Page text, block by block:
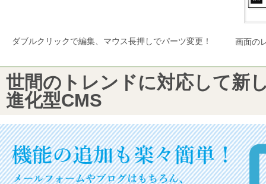
ダブルクリックで編集、マウス長押しでパーツ変更！ 画面の
世間のトレンドに対応して新
進化型CMS